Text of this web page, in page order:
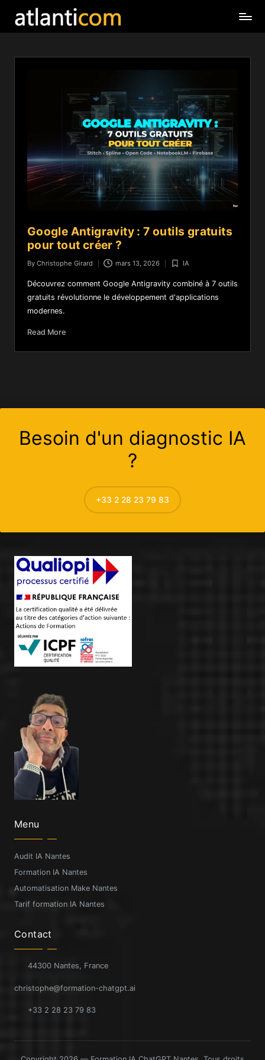
Google Antigravity : 7 outils gratuits
pour tout créer ?
By Christophe Girard mars 13, 2026 IA
Découvrez comment Google Antigravity combiné à 7 outils
gratuits révolutionne le développement d'applications
modernes.
Read More
Besoin d'un diagnostic IA
?
+33 2 28 23 79 83
Menu
Audit IA Nantes
Formation IA Nantes
Automatisation Make Nantes
Tarif formation IA Nantes
Contact
44300 Nantes, France
christophe@formation-chatgpt.ai
+33 2 28 23 79 83